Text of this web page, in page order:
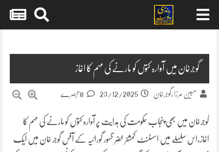
گوجرخان میں آوارہ کتوں کو مارنے کی مہم کا اغاز
مبین مرزا ,گوجرخان 23/12/2025
گوجرخان میں بھی پنجاب حکومت کی ہدایت پر آوارہ کتوں کو مارنے کی مہم کا
اغاز،اس سلسلے میں اسسٹنٹ کمشنر خضر ظہور گورائیہ کے آفس گوجر خان میں ایک